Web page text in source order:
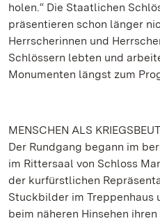
holen.“ Die Staatlichen
präsentieren schon länger
Herrscherinnen und
Schlössern lebten und
Monumenten längst zum
MENSCHEN ALS
Der Rundgang begann im
im Rittersaal von Schloss
der kurfürstlichen
Stuckbilder im Treppenhaus
beim näheren Hinsehen